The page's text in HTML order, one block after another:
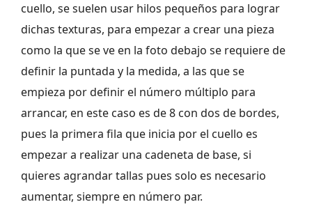
cuello, se suelen usar hilos pequeños para lograr
dichas texturas, para empezar a crear una pieza
como la que se ve en la foto debajo se requiere de
definir la puntada y la medida, a las que se
empieza por definir el número múltiplo para
arrancar, en este caso es de 8 con dos de bordes,
pues la primera fila que inicia por el cuello es
empezar a realizar una cadeneta de base, si
quieres agrandar tallas pues solo es necesario
aumentar, siempre en número par.